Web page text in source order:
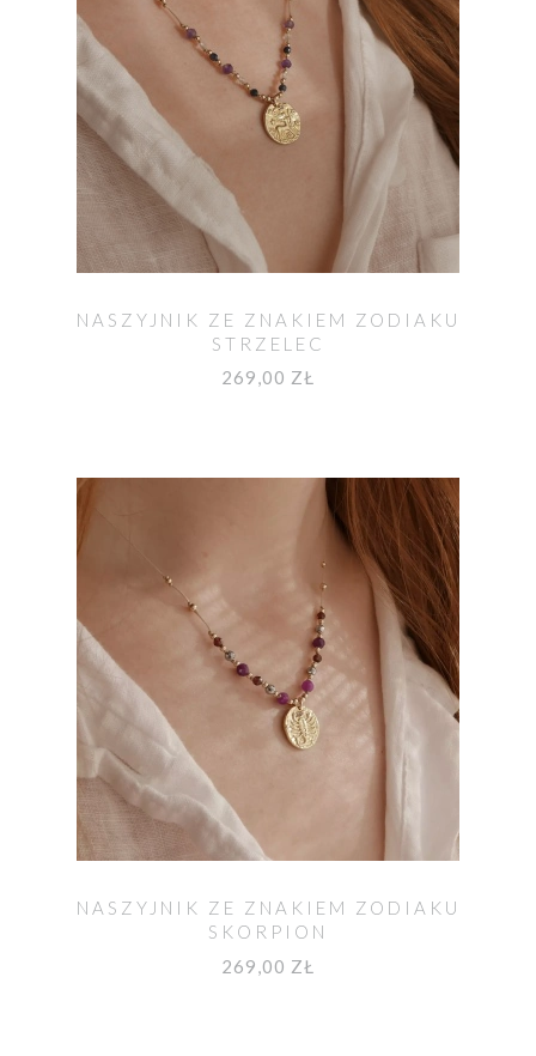
NASZYJNIK ZE ZNAKIEM ZODIAKU
STRZELEC
269,00 ZŁ
NASZYJNIK ZE ZNAKIEM ZODIAKU
SKORPION
269,00 ZŁ